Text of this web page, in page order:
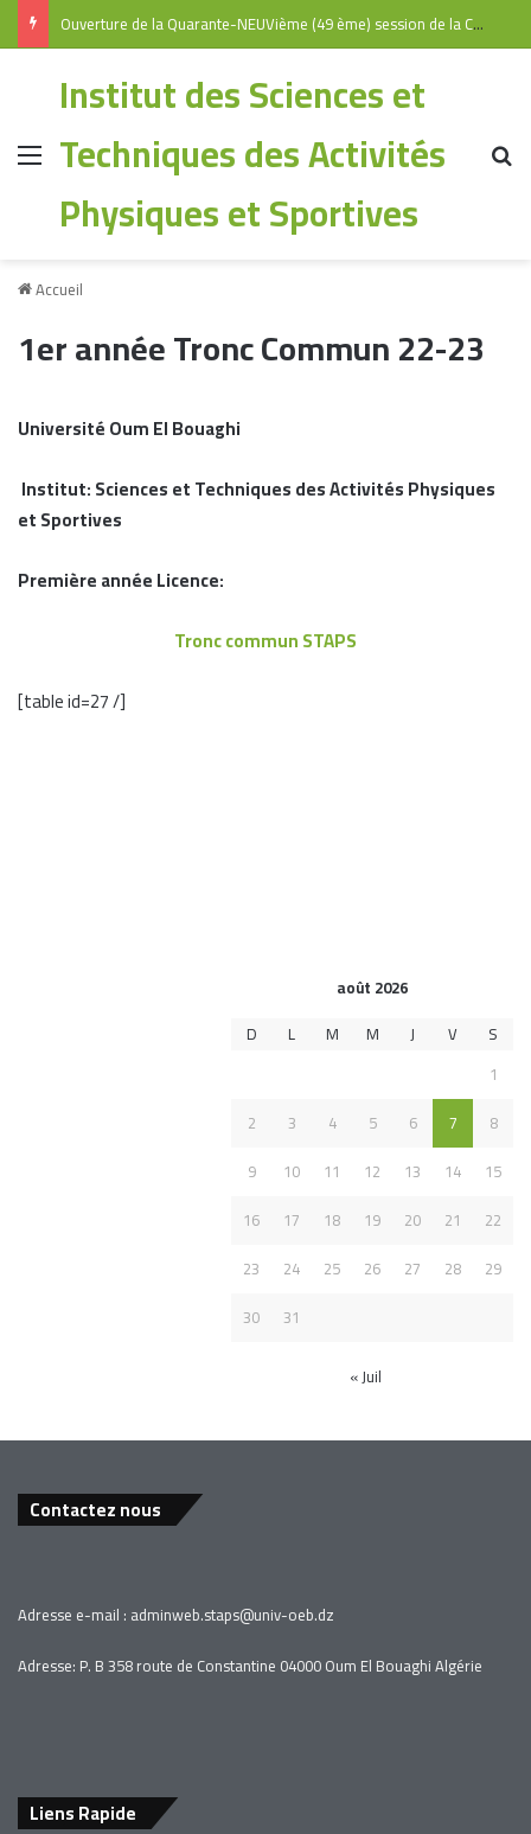
Ouverture de la Quarante-NEUVième (49 ème) session de la Commission Universitaire Nationale
Institut des Sciences et
Techniques des Activités
Physiques et Sportives
Accueil
1er année Tronc Commun 22-23
Université Oum El Bouaghi
Institut:Sciences et Techniques des Activités Physiques
et Sportives
Première année Licence:
Tronc communSTAPS
[table id=27 /]
août 2026
D
L M M J V
S
1
2
3 4 5 6 7
8
9
10 11 12 13 14
15
16
17 18 19 20 21
22
23
24 25 26 27 28
29
30
31
« Juil
Contactez nous
Adresse e-mail : adminweb.staps@univ-oeb.dz
Adresse: P. B 358 route de Constantine 04000 Oum El Bouaghi Algérie
Liens Rapide